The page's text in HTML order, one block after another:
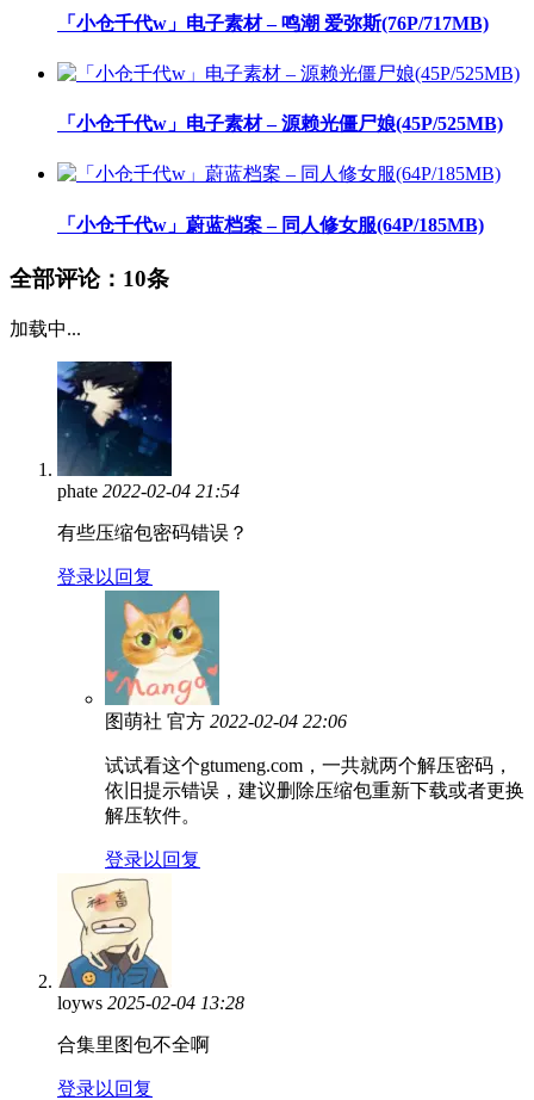
「小仓千代w」电子素材 – 鸣潮 爱弥斯(76P/717MB)
「小仓千代w」电子素材 – 源赖光僵尸娘(45P/525MB)
「小仓千代w」蔚蓝档案 – 同人修女服(64P/185MB)
全部评论： 10条
加载中...
phate 2022-02-04 21:54
有些压缩包密码错误？
登录以回复
图萌社 官方 2022-02-04 22:06
试试看这个gtumeng.com，一共就两个解压密码，
依旧提示错误，建议删除压缩包重新下载或者更换
解压软件。
登录以回复
loyws 2025-02-04 13:28
合集里图包不全啊
登录以回复